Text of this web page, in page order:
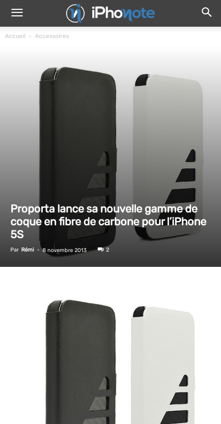
Accueil Accessoires
Proporta lance sa nouvelle gamme de
coque en fibre de carbone pour l’iPhone
5S
Par Rémi - 8 novembre 2013 2